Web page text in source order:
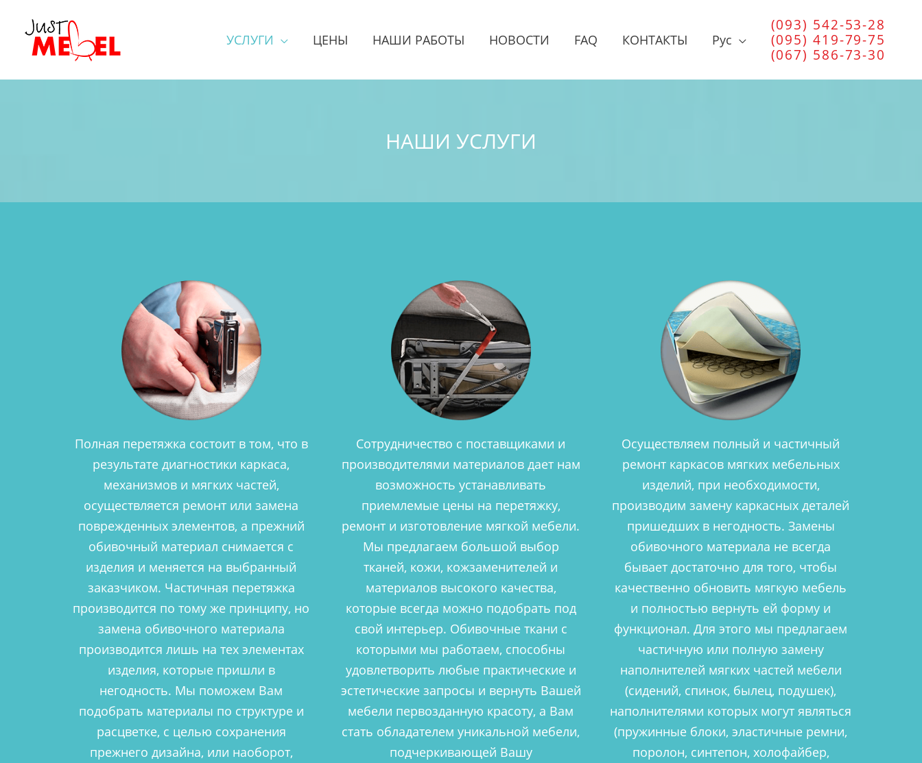
УСЛУГИ ЦЕНЫ НАШИ РАБОТЫ НОВОСТИ FAQ КОНТАКТЫ Рус
(093) 542-53-28
(095) 419-79-75
(067) 586-73-30
НАШИ УСЛУГИ
Полная перетяжка состоит в том, что в
результате диагностики каркаса,
механизмов и мягких частей,
осуществляется ремонт или замена
поврежденных элементов, а прежний
обивочный материал снимается с
изделия и меняется на выбранный
заказчиком. Частичная перетяжка
производится по тому же принципу, но
замена обивочного материала
производится лишь на тех элементах
изделия, которые пришли в
негодность. Мы поможем Вам
подобрать материалы по структуре и
расцветке, с целью сохранения
прежнего дизайна, или наоборот,
Сотрудничество с поставщиками и
производителями материалов дает нам
возможность устанавливать
приемлемые цены на перетяжку,
ремонт и изготовление мягкой мебели.
Мы предлагаем большой выбор
тканей, кожи, кожзаменителей и
материалов высокого качества,
которые всегда можно подобрать под
свой интерьер. Обивочные ткани с
которыми мы работаем, способны
удовлетворить любые практические и
эстетические запросы и вернуть Вашей
мебели первозданную красоту, а Вам
стать обладателем уникальной мебели,
подчеркивающей Вашу
Осуществляем полный и частичный
ремонт каркасов мягких мебельных
изделий, при необходимости,
производим замену каркасных деталей
пришедших в негодность. Замены
обивочного материала не всегда
бывает достаточно для того, чтобы
качественно обновить мягкую мебель
и полностью вернуть ей форму и
функционал. Для этого мы предлагаем
частичную или полную замену
наполнителей мягких частей мебели
(сидений, спинок, былец, подушек),
наполнителями которых могут являться
(пружинные блоки, эластичные ремни,
поролон, синтепон, холофайбер,